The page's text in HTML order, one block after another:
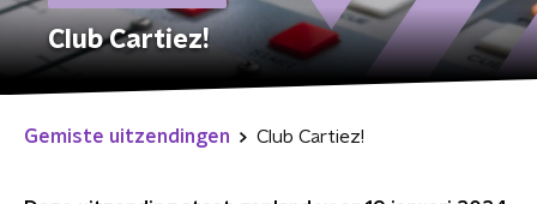
Club Cartiez!
Gemiste uitzendingen Club Cartiez!